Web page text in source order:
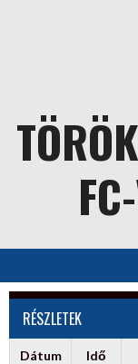
RÉSZLETEK
Dátum Idő